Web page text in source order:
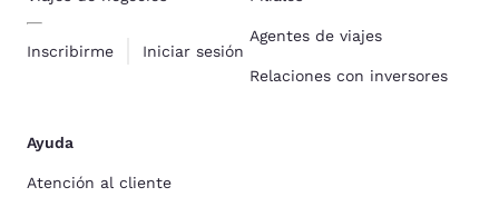
Inscribirme Iniciar sesión
Agentes de viajes
Relaciones con inversores
Ayuda
Atención al cliente